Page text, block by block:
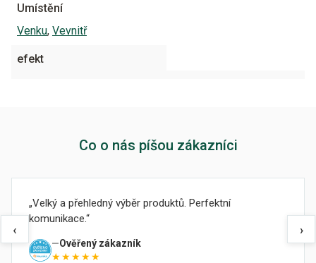
Umístění
Venku, Vevnitř
efekt
Co o nás píšou zákazníci
‹
Velký a přehledný výběr produktů. Perfektní
komunikace.
Ověřený zákazník
★★★★★
›